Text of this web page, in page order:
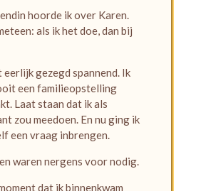
hoorde ik over Karen.
als ik het doe, dan bij
eerlijk gezegd spannend. Ik
een familieopstelling
Laat staan dat ik als
zou meedoen. En nu ging ik
een vraag inbrengen.
waren nergens voor nodig.
dat ik binnenkwam